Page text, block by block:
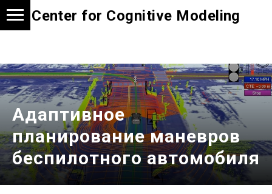
Center for Cognitive Modeling
Адаптивное
планирование маневров
беспилотного автомобиля